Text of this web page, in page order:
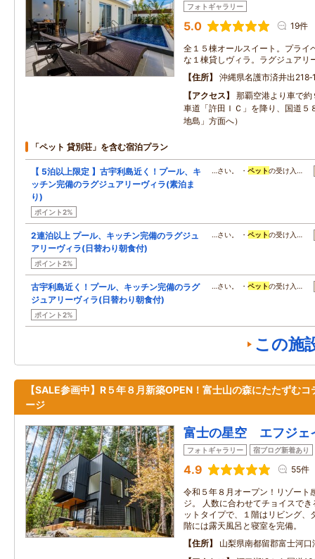
フォトギャラリー
5.0 19件
全１５棟オールスイート。プライ
な１棟貸しヴィラ。ラグジュアリ
住所
沖縄県名護市済井出
アクセス
那覇空港より車で
車道「許田ＩＣ」を降り、国道５
地島」方面へ）
「ペット 貸別荘」を含む宿泊プラン
【 5泊以上限定 】古宇利島近く！プール、キ
ッチン完備のラグジュアリーヴィラ(素泊ま
り)
ポイント2%
…さい。 ・ペットの受け入…
2連泊以上 プール、キッチン完備のラグジュ
アリーヴィラ(日替わり朝食付)
ポイント2%
…さい。 ・ペットの受け入…
古宇利島近く！プール、キッチン完備のラグ
ジュアリーヴィラ(日替わり朝食付)
ポイント2%
…さい。 ・ペットの受け入…
この施
【SALE参画中】R５年８月新築OPEN！富士山の森にたたずむコ
ージ
富士の星空 エフジェ
フォトギャラリー 宿ブログ新着あり
4.9 55件
令和５年８月オープン！リゾート
ジ。 人数に合わせてチョイスで
ットタイプで、１階はリビング、
階には露天風呂と寝室を完備。
住所
山梨県南都留郡富士河